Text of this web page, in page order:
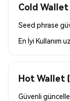
Cold
Seed phrase
En İyi Kullanım
Hot Wallet
Güvenli